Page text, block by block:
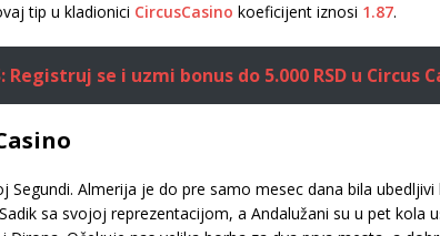
tip u kladionici CircusCasino koeficijent iznosi 1.87.
Registruj se i uzmi bonus do 5.000 RSD u Circus
Almerija je do pre samo mesec dana bila
sa svojoj reprezentacijom, a Andalužani su u pet kola